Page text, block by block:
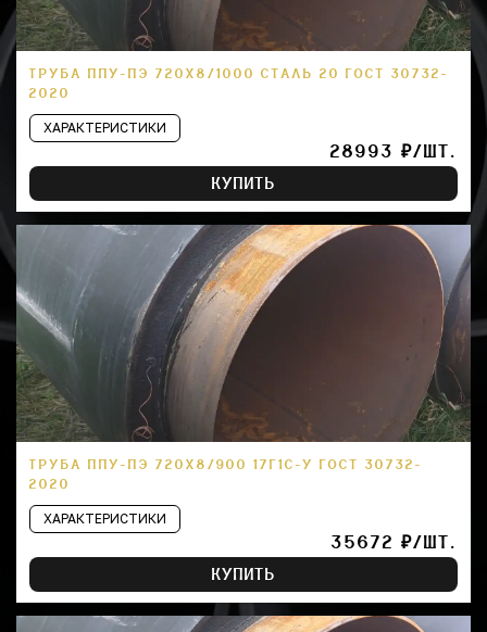
ТРУБА ППУ-ПЭ 720Х8/1000 СТАЛЬ 20 ГОСТ 30732-
2020
ХАРАКТЕРИСТИКИ
28993 ₽/ШТ.
КУПИТЬ
ТРУБА ППУ-ПЭ 720Х8/900 17Г1С-У ГОСТ 30732-
2020
ХАРАКТЕРИСТИКИ
35672 ₽/ШТ.
КУПИТЬ